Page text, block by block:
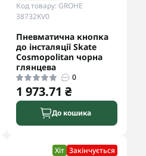
Код товару: GROHE
38732KV0
Пневматична кнопка
до інсталяції Skate
Cosmopolitan чорна
глянцева
0
1 973.71 ₴
До кошика
Хіт Закінчується